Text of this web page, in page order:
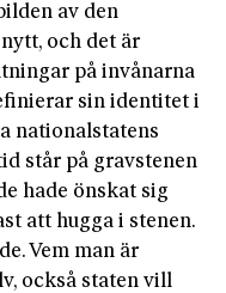
av den
och det är
på invånarna
sin identitet i
nationalstatens
står på gravstenen
hade önskat sig
att hugga i stenen.
Vem man är
också staten vill